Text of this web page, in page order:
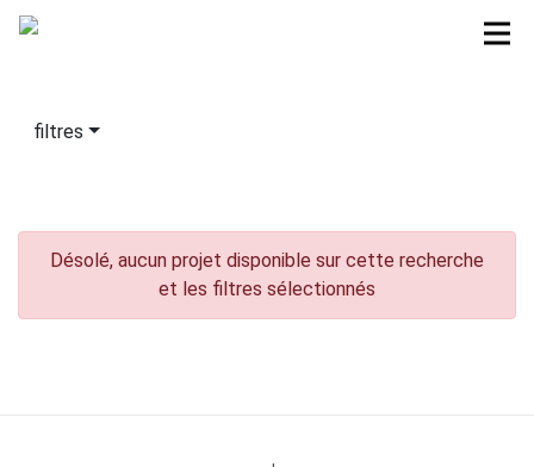
filtres
Désolé, aucun projet disponible sur cette recherche
et les filtres sélectionnés